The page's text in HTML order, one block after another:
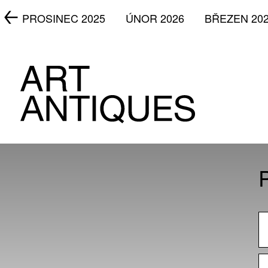
BŘEZEN
ÚNOR 2026
PROSINEC 2025